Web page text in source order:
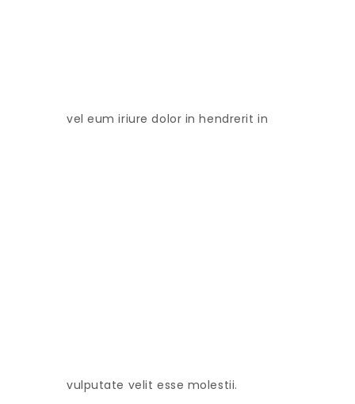
vel eum iriure dolor in hendrerit in
vulputate velit esse molestii.